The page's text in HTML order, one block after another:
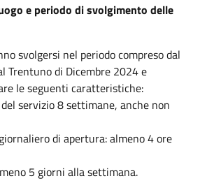
e periodo di svolgimento delle
svolgersi nel periodo compreso dal
Trentuno di Dicembre 2024 e
le seguenti caratteristiche:
servizio 8 settimane, anche non
di apertura: almeno 4 ore
5 giorni alla settimana.